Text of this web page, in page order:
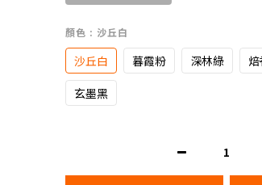
顏色 : 沙丘白
沙丘白 暮霞粉 深林綠
玄墨黑